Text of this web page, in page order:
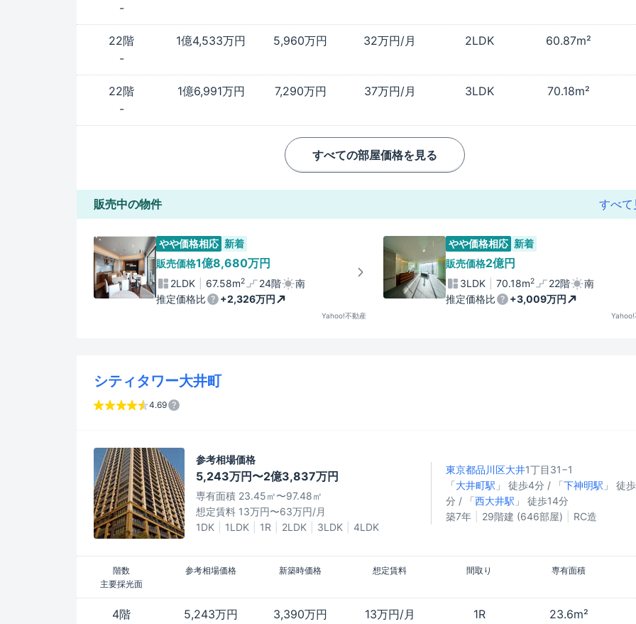
-
22階 1億4,533万円 5,960万円 32万円/月 2LDK
60.87m²
-
22階 1億6,991万円 7,290万円 37万円/月 3LDK
70.18m²
-
すべての部屋価格を見る
販売中の物件 すべて
やや価格相応 新着
販売価格1億8,680万円
2LDK 67.58m2 24階
南
推定価格比
+2,326万円
Yahoo!不動産
やや価格相応 新着
販売価格2億円
3LDK 70.18m2 22階
南
推定価格比
+3,009万円
Yahoo!
シティタワー大井町
4.69
参考相場価格
5,243万円〜2億3,837万円
専有面積 23.45㎡〜97.48㎡
想定賃料 13万円〜63万円/月
1DK
1LDK 1R 2LDK 3LDK 4LDK
東京都品川区大井1丁目31−1
「大井町駅 」 徒歩4分 / 「下神明駅 」 徒
分 / 「西大井駅 」 徒歩14分
築7年
29階建 (646部屋) RC造
階数 参考相場価格 新築時価格 想定賃料 間取り
専有面積
主要採光面
4階 5,243万円 3,390万円 13万円/月 1R
23.6m²